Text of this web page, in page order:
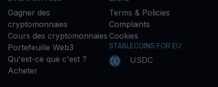
Gagner des
cryptomonnaies
Cours des cryptomonnaies
Portefeuille Web3
Qu'est-ce que c'est ?
Acheter
Terms & Policies
Complaints
Cookies
STABLECOINS FOR EU
USDC